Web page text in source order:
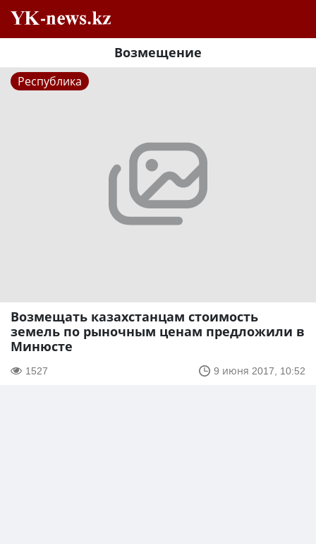
Возмещение
Республика
Возмещать казахстанцам стоимость
земель по рыночным ценам предложили в
Минюсте
1527 9 июня 2017, 10:52